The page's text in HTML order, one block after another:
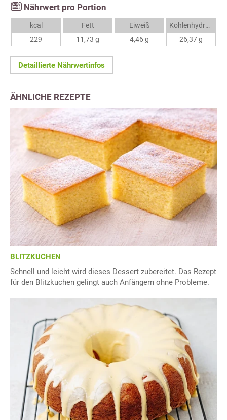
Nährwert pro Portion
kcal
229
Fett
11,73 g
Eiweiß
4,46 g
Kohlenhydrate
26,37 g
Detaillierte Nährwertinfos
ÄHNLICHE REZEPTE
BLITZKUCHEN
Schnell und leicht wird dieses Dessert zubereitet. Das Rezept
für den Blitzkuchen gelingt auch Anfängern ohne Probleme.